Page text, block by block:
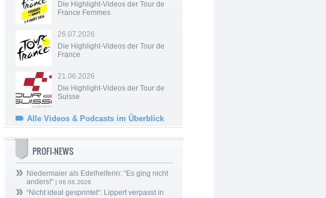
Die Highlight-Videos der Tour de
France Femmes
26.07.2026
Die Highlight-Videos der Tour de
France
21.06.2026
Die Highlight-Videos der Tour de
Suisse
Alle Videos & Podcasts im Überblick
PROFI-NEWS
Niedermaier als Edelhelferin: “Es ging nicht
anders!“ | 06.08.2026
“Nicht ideal gesprintet“: Lippert verpasst in